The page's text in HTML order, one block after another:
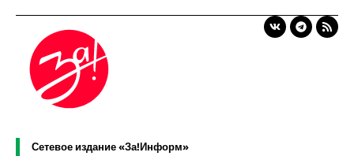
Сетевое издание «За!Информ»